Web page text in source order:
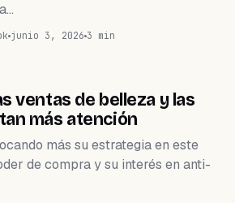
junio 3, 2026 3 min
ventas de belleza y las
más atención
más su estrategia en este
de compra y su interés en anti-